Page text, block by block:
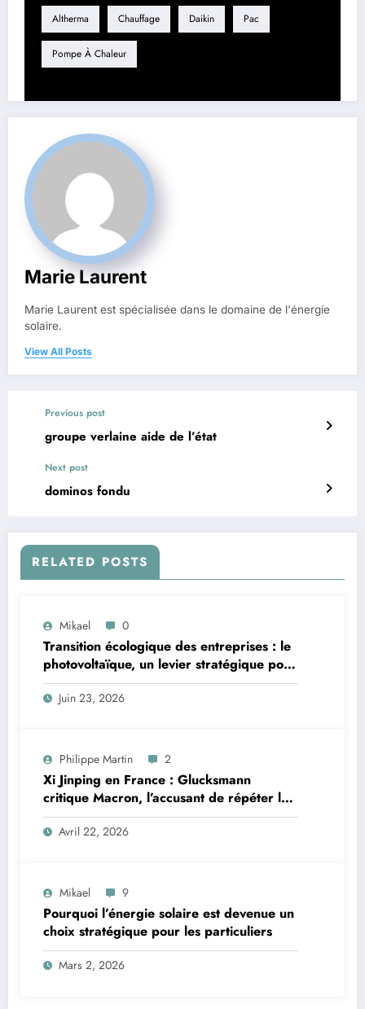
Altherma Chauffage Daikin Pac
Pompe À Chaleur
Marie Laurent
Marie Laurent est spécialisée dans le domaine de l'énergie
solaire.
View All Posts
Previous post
groupe verlaine aide de l’état
Next post
dominos fondu
RELATED POSTS
Mikael 0
Transition écologique des entreprises : le
photovoltaïque, un levier stratégique pour
les professionnels bretons
Juin 23, 2026
Philippe Martin 2
Xi Jinping en France : Glucksmann
critique Macron, l’accusant de répéter les
erreurs faites avec Poutine
Avril 22, 2026
Mikael 9
Pourquoi l’énergie solaire est devenue un
choix stratégique pour les particuliers
Mars 2, 2026